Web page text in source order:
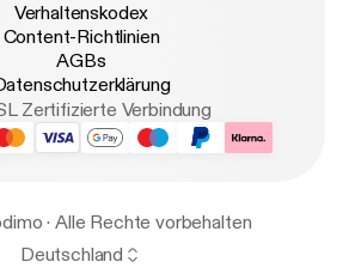
Verhaltenskodex
Content-Richtlinien
AGBs
Zertifizierte Verbindung
· Alle Rechte vorbehalten
Deutschland